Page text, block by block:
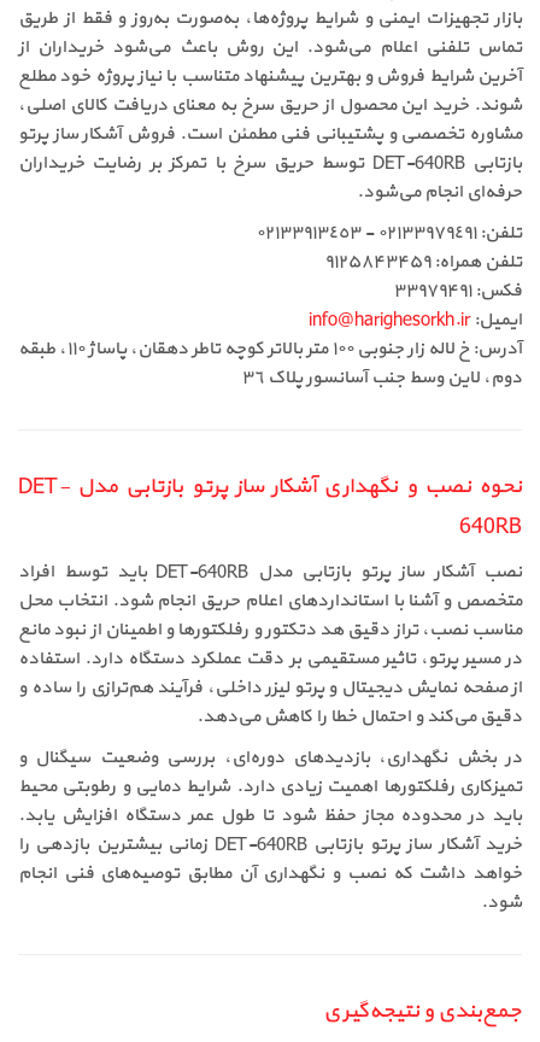
بازار تجهیزات ایمنی و شرایط پروژه‌ها، به‌صورت به‌روز و فقط از طریق
تماس تلفنی اعلام می‌شود. این روش باعث می‌شود خریداران از
آخرین شرایط فروش و بهترین پیشنهاد متناسب با نیاز پروژه خود مطلع
شوند. خرید این محصول از حریق سرخ به معنای دریافت کالای اصلی،
مشاوره تخصصی و پشتیبانی فنی مطمئن است. فروش آشکار ساز پرتو
بازتابی DET-640RB توسط حریق سرخ با تمرکز بر رضایت خریداران
حرفه‌ای انجام می‌شود.
تلفن: ٠٢١٣٣٩٧٩٤٩١ - ٠٢١٣٣٩١٣٤٥٣
تلفن همراه: ۹۱۲۵۸۴۳۴۵۹
فکس: ۳۳۹۷۹۴۹۱
ایمیل:info@harighesorkh.ir
آدرس: خ لاله زار جنوبی ١٠٠ متر بالاتر کوچه تاطر دهقان، پاساژ ١١٠، طبقه
دوم، لاین وسط جنب آسانسور پلاک ٣٦
نحوه نصب و نگهداری آشکار ساز پرتو بازتابی مدل DET-
640RB
نصب آشکار ساز پرتو بازتابی مدل DET-640RB باید توسط افراد
متخصص و آشنا با استانداردهای اعلام حریق انجام شود. انتخاب محل
مناسب نصب، تراز دقیق هد دتکتور و رفلکتورها و اطمینان از نبود مانع
در مسیر پرتو، تاثیر مستقیمی بر دقت عملکرد دستگاه دارد. استفاده
از صفحه نمایش دیجیتال و پرتو لیزر داخلی، فرآیند هم‌ترازی را ساده و
دقیق می‌کند و احتمال خطا را کاهش می‌دهد.
در بخش نگهداری، بازدیدهای دوره‌ای، بررسی وضعیت سیگنال و
تمیزکاری رفلکتورها اهمیت زیادی دارد. شرایط دمایی و رطوبتی محیط
باید در محدوده مجاز حفظ شود تا طول عمر دستگاه افزایش یابد.
خرید آشکار ساز پرتو بازتابی DET-640RB زمانی بیشترین بازدهی را
خواهد داشت که نصب و نگهداری آن مطابق توصیه‌های فنی انجام
شود.
جمع‌بندی و نتیجه‌گیری